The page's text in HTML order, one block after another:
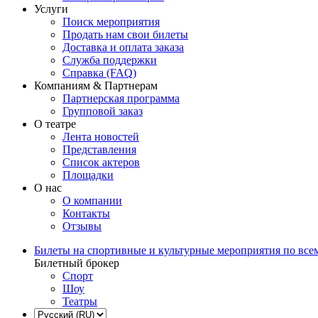
Услуги
Поиск мероприятия
Продать нам свои билеты
Доставка и оплата заказа
Служба поддержки
Справка (FAQ)
Компаниям & Партнерам
Партнерская программа
Групповой заказ
О театре
Лента новостей
Представления
Список актеров
Площадки
О нас
О компании
Контакты
Отзывы
Билеты на спортивные и культурные мероприятия по
Билетный брокер
Спорт
Шоу
Театры